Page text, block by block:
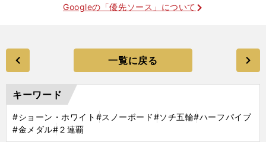
Googleの「優先ソース」について
一覧に戻る
キーワード
#ショーン・ホワイト #スノーボード#ソチ五輪#ハーフパイプ
#金メダル#２連覇